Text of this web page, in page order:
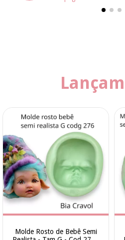
Molde Rosto de Bebê Semi